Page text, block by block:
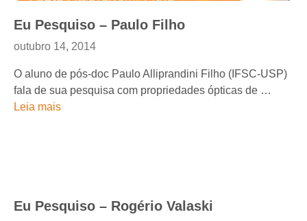
Eu Pesquiso – Paulo Filho
outubro 14, 2014
O aluno de pós-doc Paulo Alliprandini Filho (IFSC-USP)
fala de sua pesquisa com propriedades ópticas de …
Leia mais
Eu Pesquiso – Rogério Valaski